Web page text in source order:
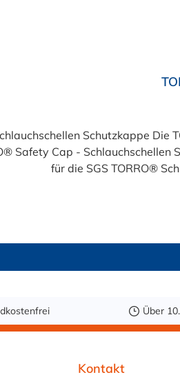
Schutzkappe
Safety Cap -
für die SGS TORRO®
Über
Kontakt